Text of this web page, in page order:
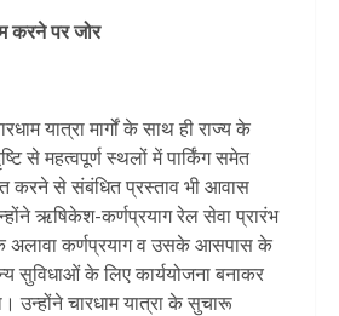
करने पर जोर
यात्रा मार्गों के साथ ही राज्य के
से महत्वपूर्ण स्थलों में पार्किंग समेत
करने से संबंधित प्रस्ताव भी आवास
ऋषिकेश-कर्णप्रयाग रेल सेवा प्रारंभ
अलावा कर्णप्रयाग व उसके आसपास के
सुविधाओं के लिए कार्ययोजना बनाकर
उन्होंने चारधाम यात्रा के सुचारू